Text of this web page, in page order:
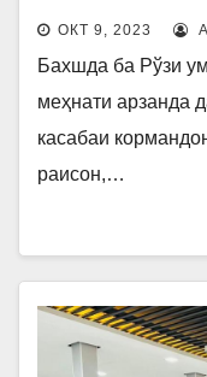
МЕҲНАТИ
ОКТ 9, 2023
Бахшда ба Рўзи
меҳнати арзанда
касабаи
раисон,…